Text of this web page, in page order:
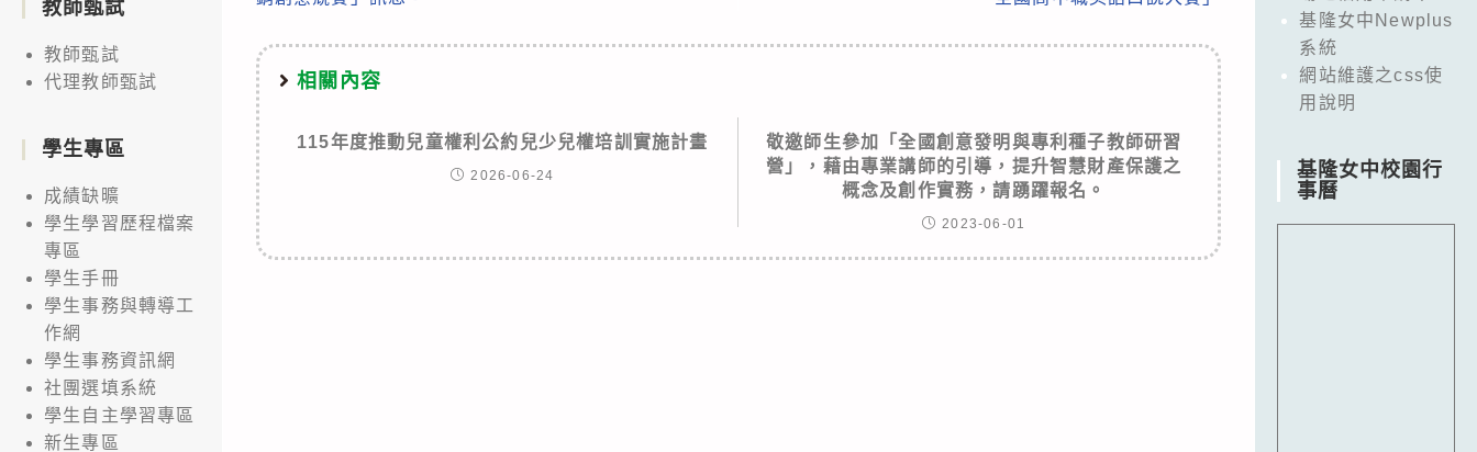
相關內容
115年度推動兒童權利公約兒少兒權培訓實施計畫
2026-06-24
敬邀師生參加「全國創意發明與專利種子教師研習
營」，藉由專業講師的引導，提升智慧財產保護之
概念及創作實務，請踴躍報名。
2023-06-01
教師甄試
教師甄試
代理教師甄試
學生專區
成績缺曠
學生學習歷程檔案
專區
學生手冊
學生事務與轉導工
作網
學生事務資訊網
社團選填系統
學生自主學習專區
新生專區
基隆女中Newplus
系統
網站維護之css使
用說明
基隆女中校園行
事曆